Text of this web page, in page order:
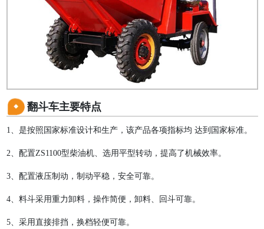
翻斗车主要特点
1、是按照国家标准设计和生产，该产品各项指标均 达到国家标准。
2、配置ZS1100型柴油机、选用平型转动，提高了机械效率。
3、配置液压制动，制动平稳，安全可靠。
4、料斗采用重力卸料，操作简便，卸料、回斗可靠。
5、采用直接排挡，换档轻便可靠。